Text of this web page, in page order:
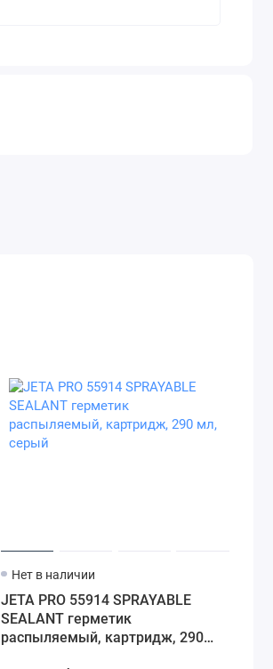
Нет в наличии
JETA PRO 55914 SPRAYABLE
SEALANT герметик
распыляемый, картридж, 290